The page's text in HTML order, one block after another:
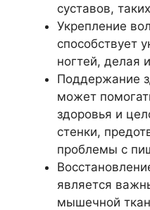
суставов,
Укрепление
способствует
ногтей, делая
Поддержание
может
здоровья и
стенки,
проблемы с
является
мышечной